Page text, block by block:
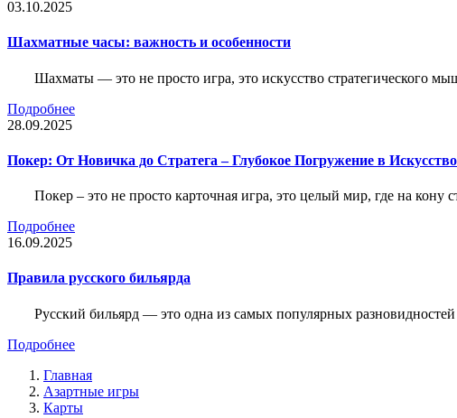
03.10.2025
Шахматные часы: важность и особенности
Шахматы — это не просто игра, это искусство стратегического
Подробнее
28.09.2025
Покер: От Новичка до Стратега – Глубокое Погружение в
Покер – это не просто карточная игра, это целый мир, где на кону
Подробнее
16.09.2025
Правила русского бильярда
Русский бильярд — это одна из самых популярных
Подробнее
Главная
Азартные игры
Карты